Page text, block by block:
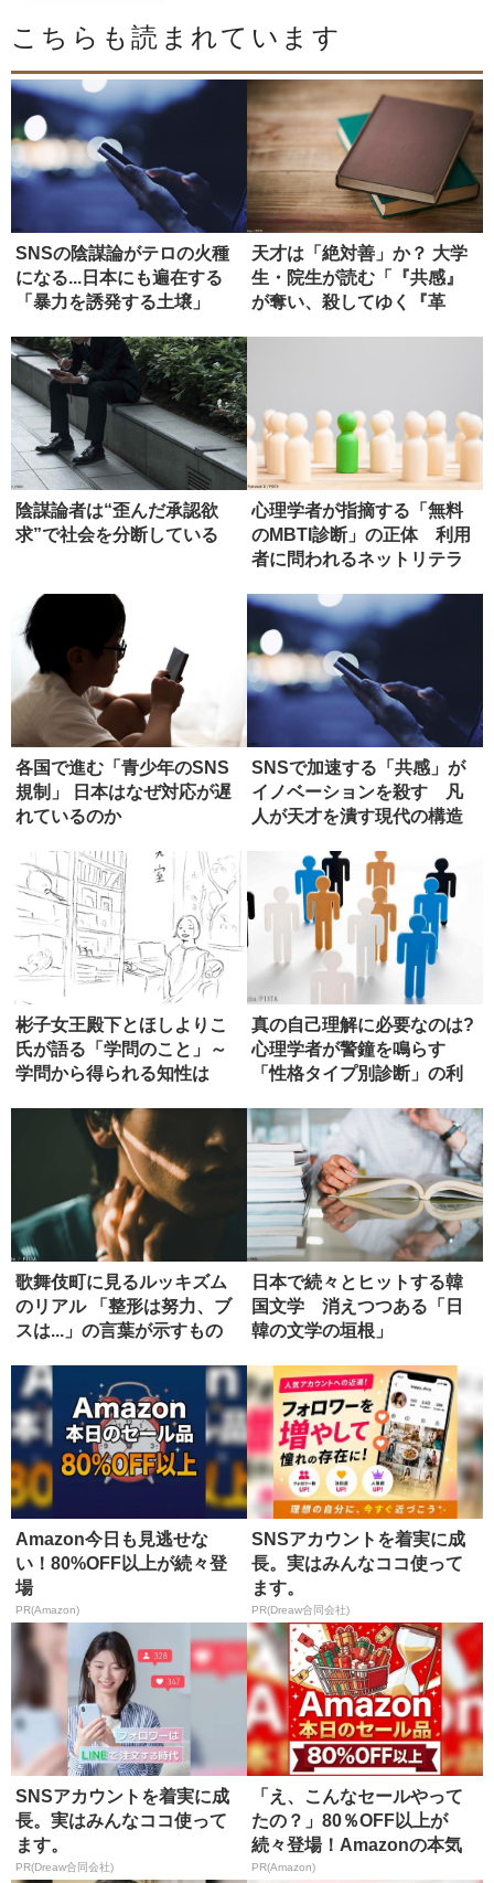
こちらも読まれています
SNSの陰謀論がテロの火種
になる...日本にも遍在する
「暴力を誘発する土壌」
天才は「絶対善」か？ 大学
生・院生が読む「『共感』
が奪い、殺してゆく『革
陰謀論者は“歪んだ承認欲
求”で社会を分断している
心理学者が指摘する「無料
のMBTI診断」の正体 利用
者に問われるネットリテラ
各国で進む「青少年のSNS
規制」 日本はなぜ対応が遅
れているのか
SNSで加速する「共感」が
イノベーションを殺す 凡
人が天才を潰す現代の構造
彬子女王殿下とほしよりこ
氏が語る「学問のこと」～
学問から得られる知性は
真の自己理解に必要なのは?
心理学者が警鐘を鳴らす
「性格タイプ別診断」の利
歌舞伎町に見るルッキズム
のリアル 「整形は努力、ブ
スは...」の言葉が示すもの
日本で続々とヒットする韓
国文学 消えつつある「日
韓の文学の垣根」
Amazon今日も見逃せな
い！80%OFF以上が続々登
場
PR(Amazon)
SNSアカウントを着実に成
長。実はみんなココ使って
ます。
PR(Dreaw合同会社)
SNSアカウントを着実に成
長。実はみんなココ使って
ます。
PR(Dreaw合同会社)
「え、こんなセールやって
たの？」80％OFF以上が
続々登場！Amazonの本気
が...
PR(Amazon)